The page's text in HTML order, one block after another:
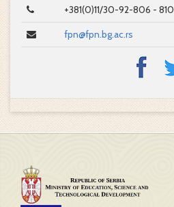
+381(0)11/30-92-806 - 810
fpn@fpn.bg.ac.rs